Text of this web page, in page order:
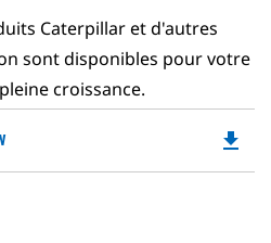
Caterpillar et d'autres
sont disponibles pour votre
croissance.
file_download